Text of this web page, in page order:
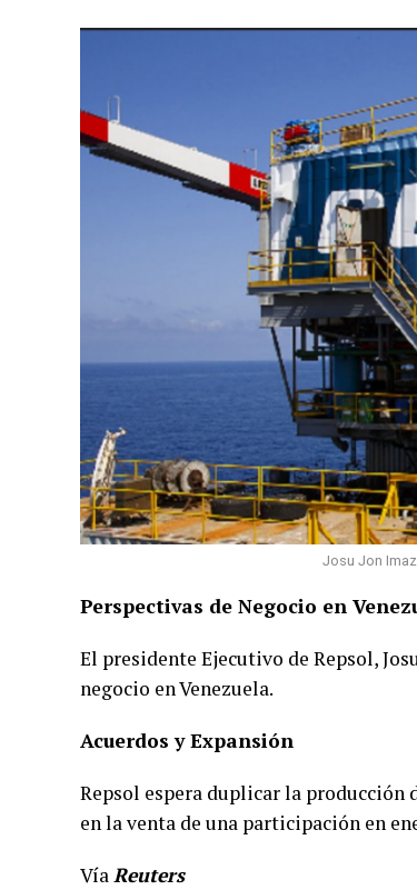
Josu Jon
Perspectivas de Negocio en
El presidente Ejecutivo de Repsol,
negocio en Venezuela.
Acuerdos y Expansión
Repsol espera duplicar la producción
en la venta de una participación en
VíaReuters